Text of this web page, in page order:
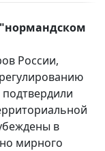
"нормандском
России,
в
мирного